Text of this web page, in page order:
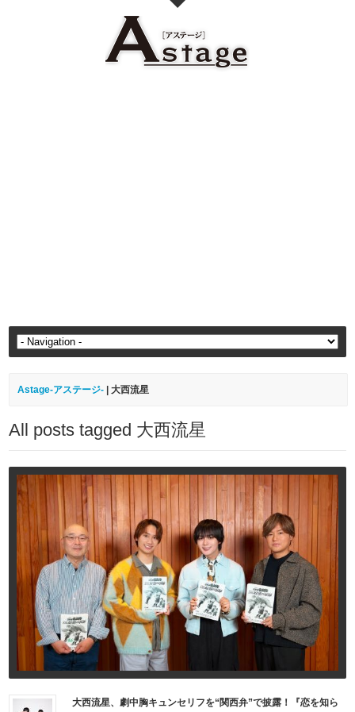
Astage-アステージ- |大西流星
All posts tagged 大西流星
大西流星、劇中胸キュンセリフを“関西弁”で披露！『恋を知ら